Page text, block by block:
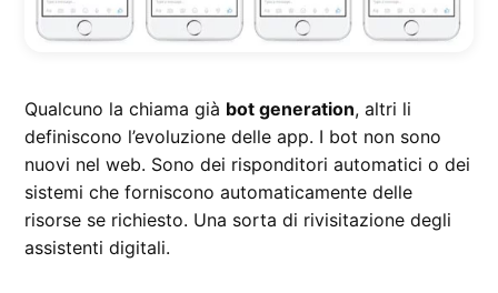
Qualcuno la chiama già bot generation, altri li
definiscono l’evoluzione delle app. I bot non sono
nuovi nel web. Sono dei risponditori automatici o dei
sistemi che forniscono automaticamente delle
risorse se richiesto. Una sorta di rivisitazione degli
assistenti digitali.